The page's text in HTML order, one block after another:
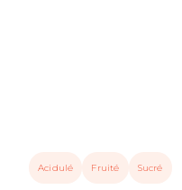
Acidulé Fruité Sucré